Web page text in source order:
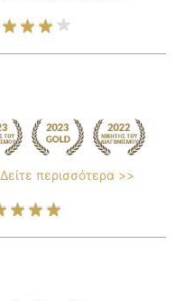
Δείτε περισσότερα >>